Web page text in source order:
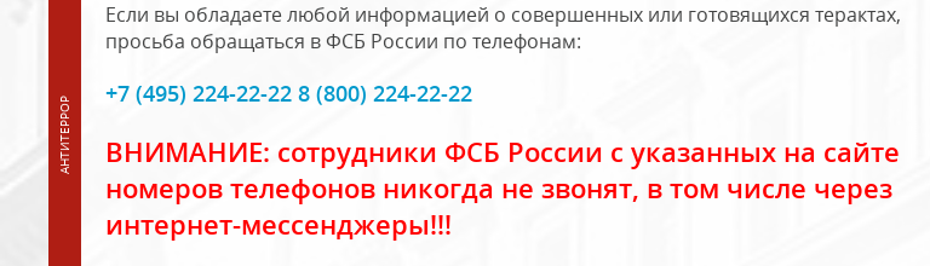
Если вы обладаете любой информацией о совершенных или готовящихся терактах,
просьба обращаться в ФСБ России по телефонам:
+7 (495) 224-22-22 8 (800) 224-22-22
ВНИМАНИЕ: сотрудники ФСБ России с указанных на сайте
номеров телефонов никогда не звонят, в том числе через
интернет-мессенджеры!!!